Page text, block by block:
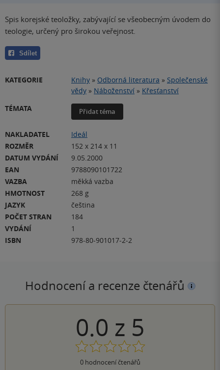
Spis korejské teoložky, zabývající se všeobecným úvodem do
teologie, určený pro širokou veřejnost.
Sdílet
KATEGORIE Knihy » Odborná literatura » Společenské
vědy » Náboženství » Křesťanství
TÉMATA
Přidat téma
NAKLADATEL
Ideál
ROZMĚR
152 x 214 x 11
DATUM VYDÁNÍ
9.05.2000
EAN
9788090101722
VAZBA
měkká vazba
HMOTNOST
268 g
JAZYK
čeština
POČET STRAN
184
VYDÁNÍ
1
ISBN
978-80-901017-2-2
Hodnocení a recenze čtenářů
0.0 z 5
0hodnocení čtenářů